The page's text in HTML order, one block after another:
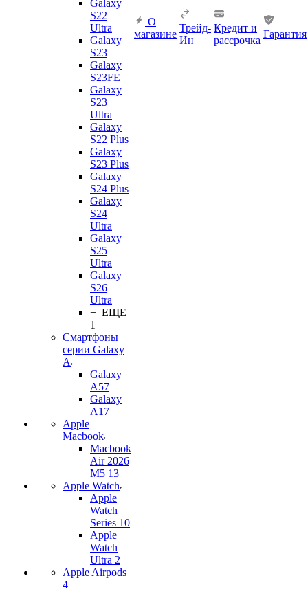
Galaxy
S22
Ultra
Galaxy
S23
Galaxy
S23FE
Galaxy
S23
Ultra
Galaxy
S22 Plus
Galaxy
S23 Plus
Galaxy
S24 Plus
Galaxy
S24
Ultra
Galaxy
S25
Ultra
Galaxy
S26
Ultra
+ ЕЩЕ
1
Смартфоны
серии Galaxy
A
Galaxy
A57
Galaxy
A17
Apple
Macbook
Macbook
Air 2026
M5 13
Apple Watch
Apple
Watch
Series 10
Apple
Watch
Ultra 2
Apple Airpods
4
О
магазине
Трейд-
Ин
Кредит и
рассрочка
Гарантия